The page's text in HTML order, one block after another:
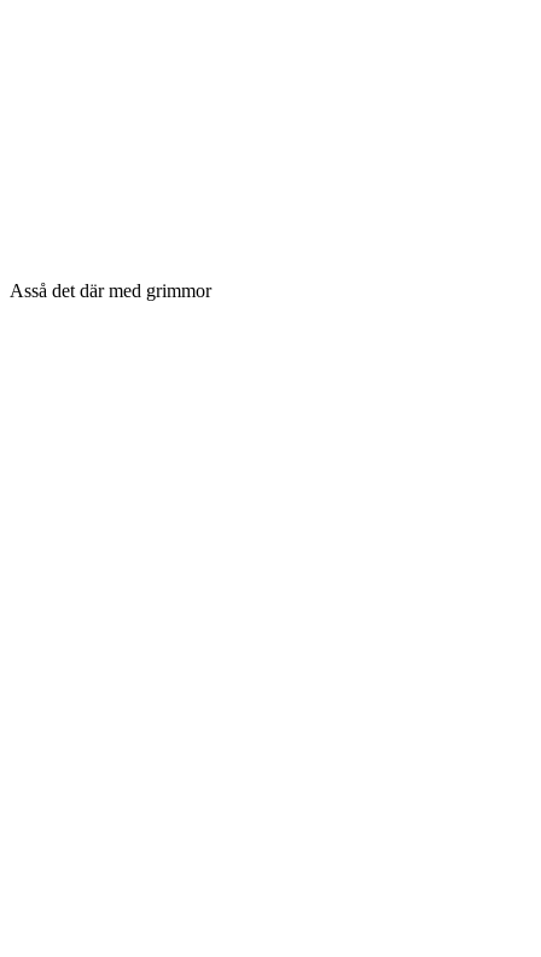
Asså det där med grimmor